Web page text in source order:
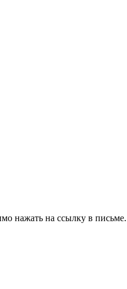
нажать на ссылку в письме.